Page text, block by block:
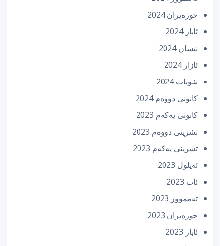
حوزه‌یران 2024
ئایار 2024
نیسان 2024
ئازار 2024
شوبات 2024
كانونی دووه‌م 2024
كانونی یه‌كه‌م 2023
تشرینی دووه‌م 2023
تشرینی یه‌كه‌م 2023
ئه‌یلول 2023
ئاب 2023
تەممووز 2023
حوزه‌یران 2023
ئایار 2023